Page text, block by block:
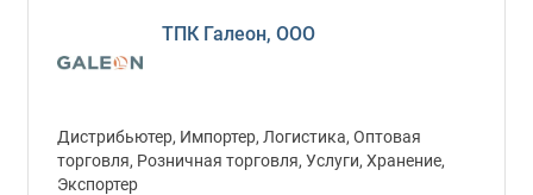
ТПК Галеон, ООО
Дистрибьютер, Импортер, Логистика, Оптовая
торговля, Розничная торговля, Услуги, Хранение,
Экспортер